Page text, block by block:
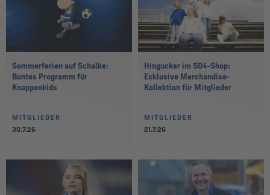
Sommerferien auf Schalke:
Buntes Programm für
Knappenkids
MITGLIEDER
30.7.26
Hingucker im S04-Shop:
Exklusive Merchandise-
Kollektion für Mitglieder
MITGLIEDER
21.7.26